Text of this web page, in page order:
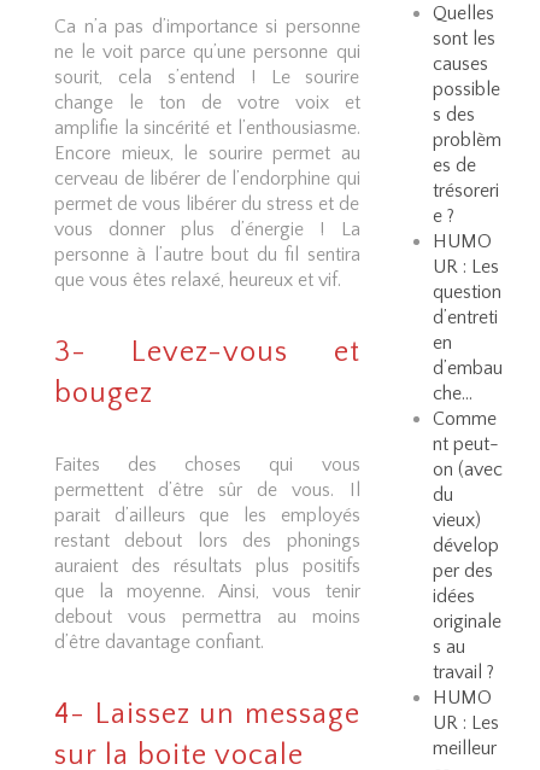
Ca n’a pas d’importance si personne
ne le voit parce qu’une personne qui
sourit, cela s’entend ! Le sourire
change le ton de votre voix et
amplifie la sincérité et l’enthousiasme.
Encore mieux, le sourire permet au
cerveau de libérer de l’endorphine qui
permet de vous libérer du stress et de
vous donner plus d’énergie ! La
personne à l’autre bout du fil sentira
que vous êtes relaxé, heureux et vif.
3- Levez-vous et
bougez
Faites des choses qui vous
permettent d’être sûr de vous. Il
parait d’ailleurs que les employés
restant debout lors des phonings
auraient des résultats plus positifs
que la moyenne. Ainsi, vous tenir
debout vous permettra au moins
d’être davantage confiant.
4- Laissez un message
sur la boite vocale
Quelles
sont les
causes
possible
s des
problèm
es de
trésoreri
e ?
HUMO
UR : Les
question
d’entreti
en
d’embau
che…
Comme
nt peut-
on (avec
du
vieux)
dévelop
per des
idées
originale
s au
travail ?
HUMO
UR : Les
meilleur